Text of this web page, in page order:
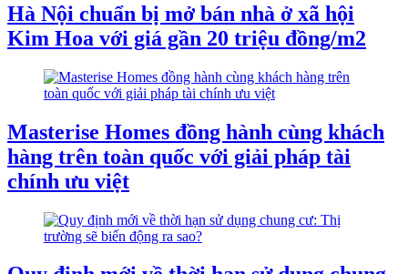
Hà Nội chuẩn bị mở bán nhà ở xã hội
Kim Hoa với giá gần 20 triệu đồng/m2
Masterise Homes đồng hành cùng khách
hàng trên toàn quốc với giải pháp tài
chính ưu việt